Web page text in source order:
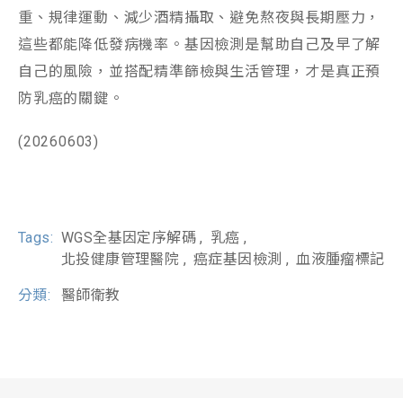
重、規律運動、減少酒精攝取、避免熬夜與長期壓力，
這些都能降低發病機率。基因檢測是幫助自己及早了解
自己的風險，並搭配精準篩檢與生活管理，才是真正預
防乳癌的關鍵。
(20260603)
Tags: WGS全基因定序解碼
乳癌
北投健康管理醫院
癌症基因檢測 血液腫瘤標記
分類: 醫師衛教